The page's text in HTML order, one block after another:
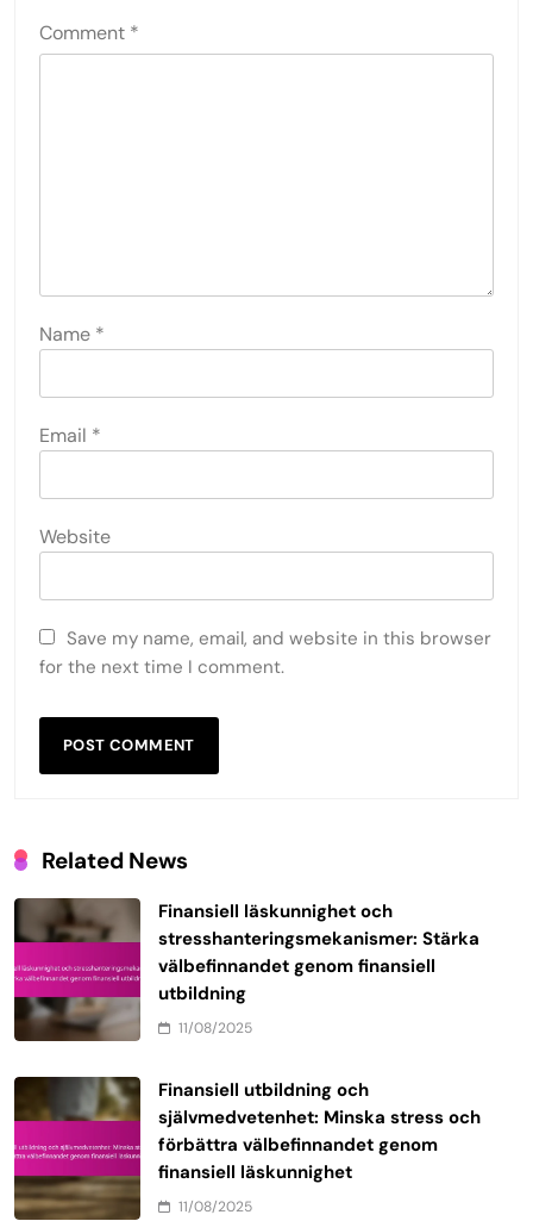
Comment *
Name *
Email *
Website
Save my name, email, and website in this browser
for the next time I comment.
Related News
Finansiell läskunnighet och
stresshanteringsmekanismer: Stärka
välbefinnandet genom finansiell
utbildning
11/08/2025
Finansiell utbildning och
självmedvetenhet: Minska stress och
förbättra välbefinnandet genom
finansiell läskunnighet
11/08/2025